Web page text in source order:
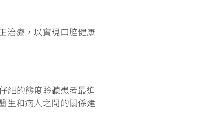
治療，以實現口腔健康
細的態度聆聽患者最迫
生和病人之間的關係建